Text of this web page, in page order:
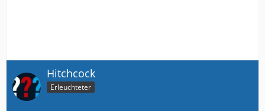
Hitchcock
Erleuchteter